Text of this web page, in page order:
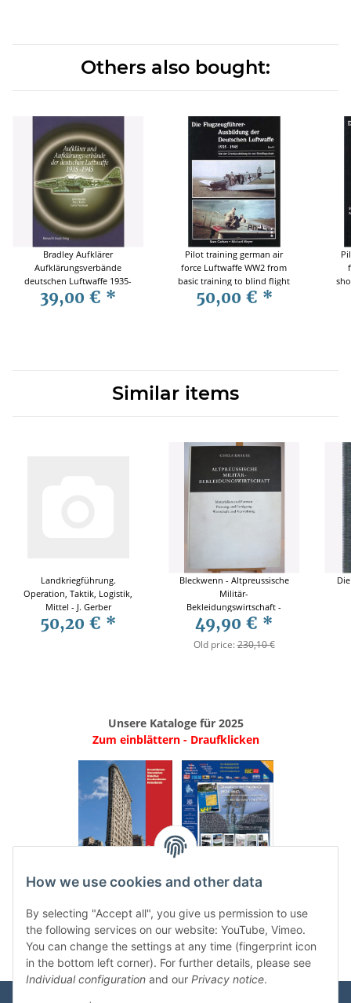
Others also bought:
Bradley Aufklärer
Aufklärungsverbände
deutschen Luftwaffe 1935-
1945 Modellbau ÜBER 600
39,00 € *
Pilot training german air
force Luftwaffe WW2 from
basic training to blind flight
training - Carlsen - Meyer
50,00 € *
Similar items
Landkriegführung.
Operation, Taktik, Logistik,
Mittel - J. Gerber
50,20 € *
Bleckwenn - Altpreussische
Militär-
Bekleidungswirtschaft -
Materialien und Formen,
Planung und Fertigung,
Wirtschaft und Verwaltung -
49,90 € *
Old price:230,10 €
Unsere Kataloge für 2025
Zum einblättern - Draufklicken
. ..
Categories
How we use cookies and other data
By selecting "Accept all", you give us permission to use
the following services on our website: YouTube, Vimeo.
You can change the settings at any time (fingerprint icon
in the bottom left corner). For further details, please see
Individual configuration and our Privacy notice.